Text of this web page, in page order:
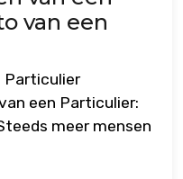
van een
Particulier
een Particulier:
meer mensen